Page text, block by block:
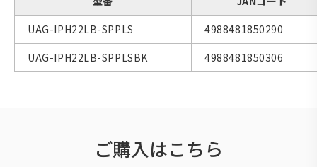
UAG-IPH22LB-SPPLS
4988481850290
UAG-IPH22LB-SPPLSBK
4988481850306
ご購入はこちら